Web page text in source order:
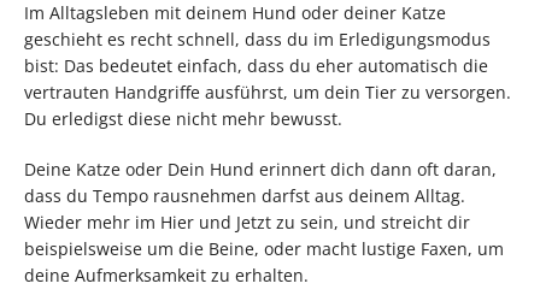
Im Alltagsleben mit deinem Hund oder deiner Katze
geschieht es recht schnell, dass du im Erledigungsmodus
bist: Das bedeutet einfach, dass du eher automatisch die
vertrauten Handgriffe ausführst, um dein Tier zu versorgen.
Du erledigst diese nicht mehr bewusst.
Deine Katze oder Dein Hund erinnert dich dann oft daran,
dass du Tempo rausnehmen darfst aus deinem Alltag.
Wieder mehr im Hier und Jetzt zu sein, und streicht dir
beispielsweise um die Beine, oder macht lustige Faxen, um
deine Aufmerksamkeit zu erhalten.